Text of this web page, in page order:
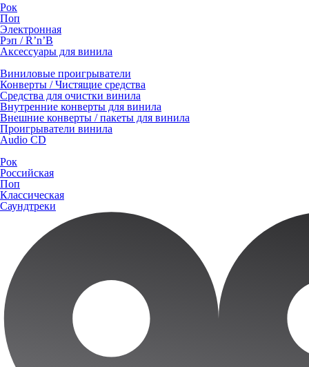
Рок
Поп
Электронная
Рэп / R’n’B
Аксессуары для винила
Виниловые проигрыватели
Конверты / Чистящие средства
Средства для очистки винила
Внутренние конверты для винила
Внешние конверты / пакеты для винила
Проигрыватели винила
Audio CD
Рок
Российская
Поп
Классическая
Саундтреки